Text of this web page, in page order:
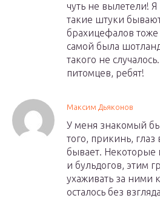
чуть не вылетели!
такие штуки
брахицефалов
самой была
такого не
питомцев, ребят!
Максим Дьяконов
У меня знакомый
того, прикинь,
бывает. Некоторые
и бульдогов, этим
ухаживать за ними
осталось без